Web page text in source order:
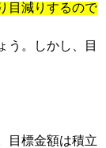
目減りするので
う。しかし、目
目標金額は積立